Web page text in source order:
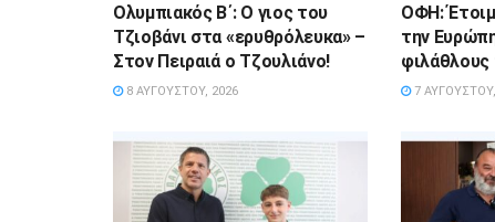
Ολυμπιακός Β΄: Ο γιος του
Τζιοβάνι στα «ερυθρόλευκα» –
Στον Πειραιά ο Τζουλιάνο!
8 ΑΥΓΟΎΣΤΟΥ, 2026
ΟΦΗ:
την
φιλάθλους
7